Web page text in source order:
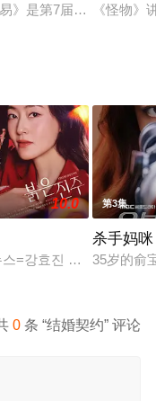
人气漫画的作者方学
易》是第7届电视剧剧本
《怪物
英,金惠玉,鲜于在德,尹
10.0
스=강효진 기자] 배우 박
第3集
杀手妈咪
35岁的俞
0 条 “结婚契约” 评论